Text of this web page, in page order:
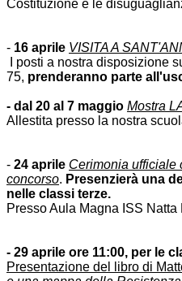
Costituzione e le
- 16 aprile VISITA A
I posti a nostra disposizione
75, prenderanno parte
- dal 20 al 7 maggio Mostra
Allestita presso la nostra
- 24 aprile Cerimonia ufficiale
concorso. Presenzierà una
nelle classi terze.
Presso Aula Magna ISS Natta
- 29 aprile ore 11:00, per le
Presentazione del libro di